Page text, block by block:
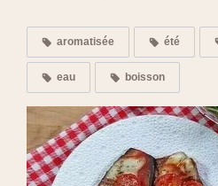
aromatisée été
eau boisson